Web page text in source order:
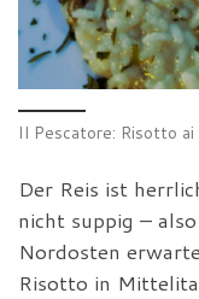
Il Pescatore: Risotto
Der Reis ist
nicht suppig –
Nordosten
Risotto in